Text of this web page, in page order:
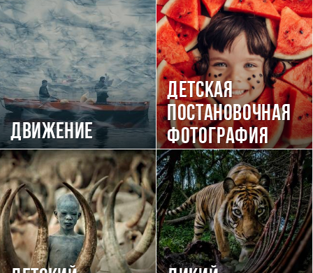
Движение
Детская
постановочная
фотография